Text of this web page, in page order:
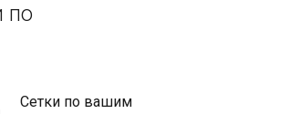
Сетки по вашим
по